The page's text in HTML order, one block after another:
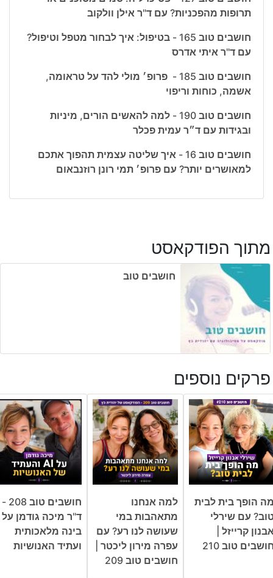
תרופות מהפכניות? עם ד"ר אילן וולקוב
חושבים טוב 165 - בטיפול: איך לבחור מטפל וטיפול?
עם ד"ר איתי אדרס
חושבים טוב 185 - פרופ׳ מולי להד על טראומה,
אשמה, כוחות וריפוי
חושבים טוב 190 - למה להאשים הורים, מיניות
ובגידות עם ד״ר עמית פכלר
חושבים טוב 16 - איך שליטה עצמית תהפוך אתכם
למאושרים יותר? עם פרופ׳ תמי רונן רוזנבאום
מתוך הפודקאסט
חושבים טוב
פרקים נוספים
הופך בית לבית
עם שירלי
קרייזל |
טוב 210
למה אנחנו
מתאהבות במי
שעושה לנו רע? עם
עפרה מירון ליכטר |
חושבים טוב 209
חושבים טוב 208 -
ד"ר מיכה גודמן על
בינה מלאכותית
ועתיד האנושיות